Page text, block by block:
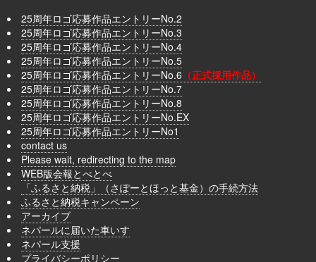
25周年ロゴ応募作品エントリーNo.2
25周年ロゴ応募作品エントリーNo.3
25周年ロゴ応募作品エントリーNo.4
25周年ロゴ応募作品エントリーNo.5
25周年ロゴ応募作品エントリーNo.6 （正式採用作品）
25周年ロゴ応募作品エントリーNo.7
25周年ロゴ応募作品エントリーNo.8
25周年ロゴ応募作品エントリーNo.EX
25周年ロゴ応募作品エントリーNo1
contact us
Please wait, redirecting to the map
WEB版会報とべとべ
「ふるさと納税」（さぽーとほっと基金）の手続方法
ふるさと納税キャンペーン
アーカイブ
ネパールに届いた車いす
ネパール支援
プライバシーポリシー